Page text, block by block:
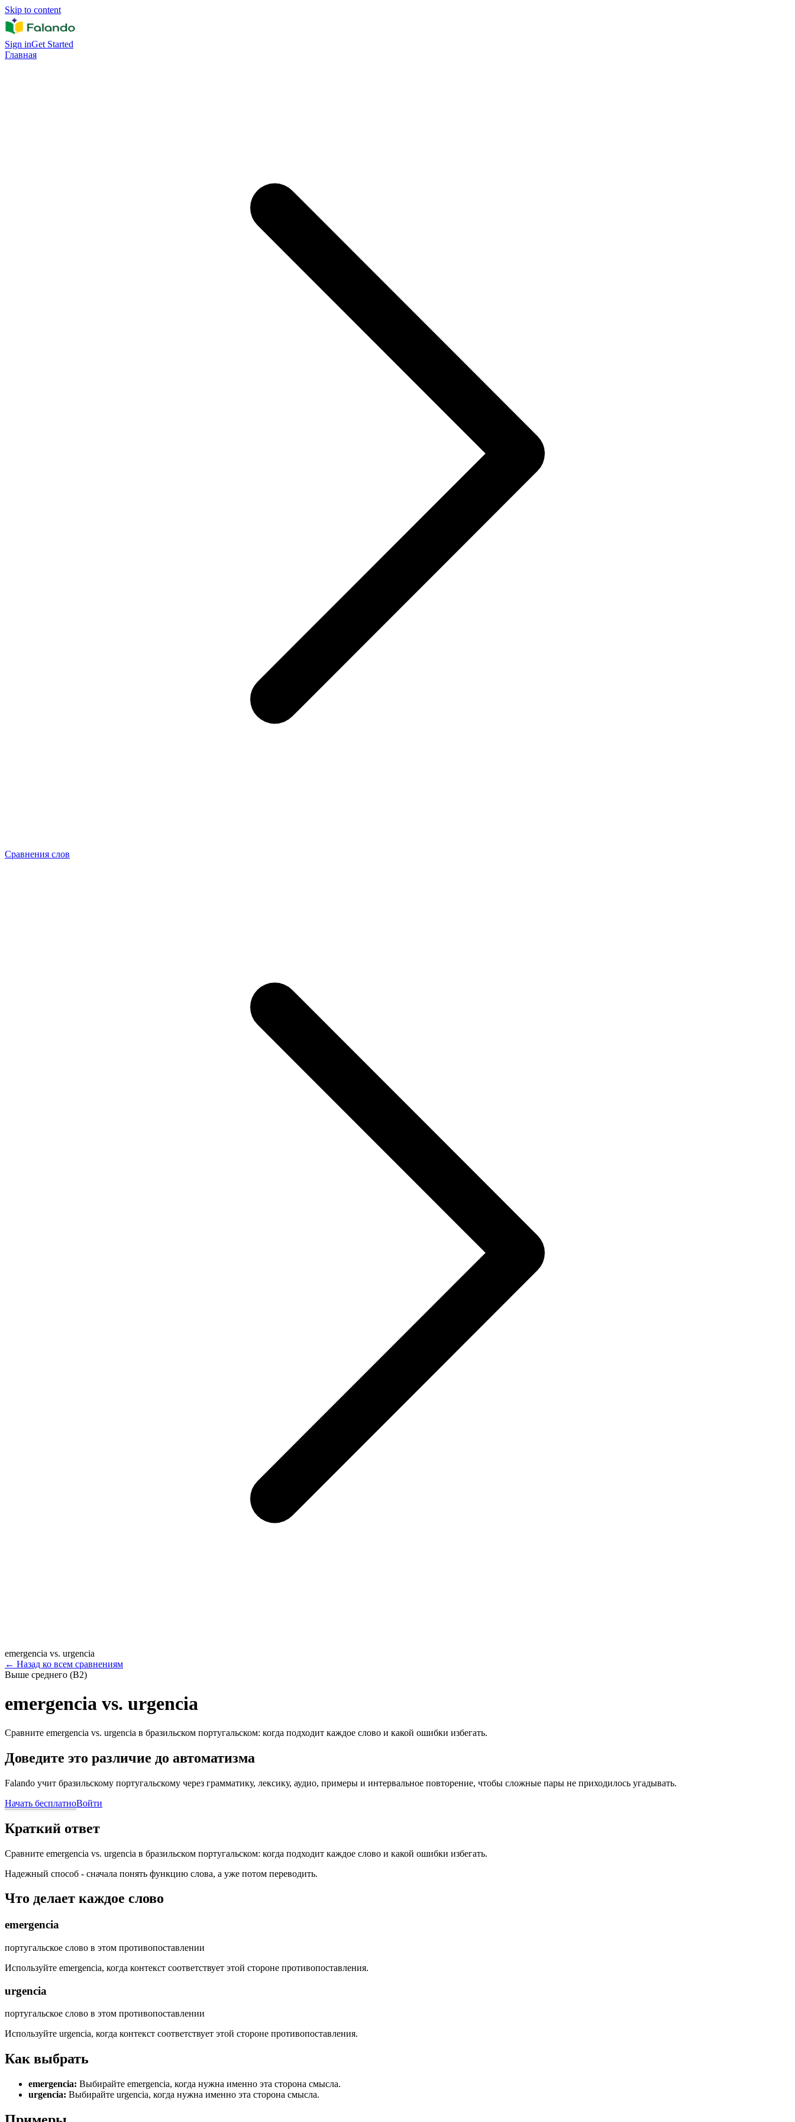
Skip to content
Sign inGet Started
Главная
Сравнения слов
emergencia vs. urgencia
← Назад ко всем сравнениям
Выше среднего (B2)
emergencia vs. urgencia
Сравните emergencia vs. urgencia в бразильском португальском: когда подходит каждое слово и какой ошибки избегать.
Доведите это различие до автоматизма
Falando учит бразильскому португальскому через грамматику, лексику, аудио, примеры и интервальное повторение, чтобы сложные пары не приходилось угадывать.
Начать бесплатноВойти
Краткий ответ
Сравните emergencia vs. urgencia в бразильском португальском: когда подходит каждое слово и какой ошибки избегать.
Надежный способ - сначала понять функцию слова, а уже потом переводить.
Что делает каждое слово
emergencia
португальское слово в этом противопоставлении
Используйте emergencia, когда контекст соответствует этой стороне противопоставления.
urgencia
португальское слово в этом противопоставлении
Используйте urgencia, когда контекст соответствует этой стороне противопоставления.
Как выбрать
emergencia: Выбирайте emergencia, когда нужна именно эта сторона смысла.
urgencia: Выбирайте urgencia, когда нужна именно эта сторона смысла.